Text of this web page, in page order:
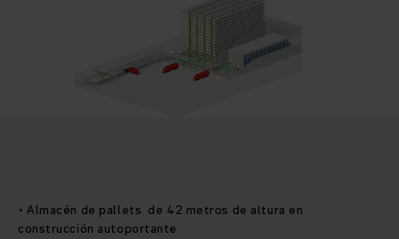
• Almacén de pallets de 42 metros de altura en
construcción autoportante